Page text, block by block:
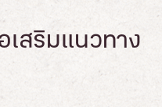
เสริมแนวทาง